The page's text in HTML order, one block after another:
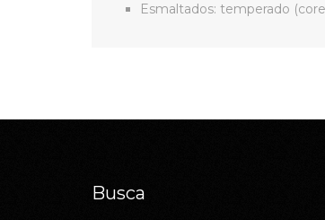
Esmaltados: temperado
Busca